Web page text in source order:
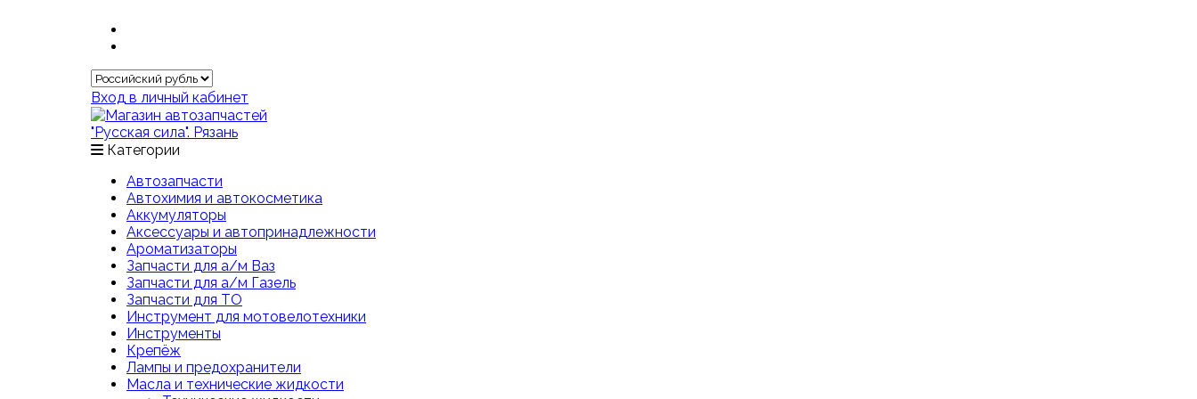
Вход в личный кабинет
Категории
Автозапчасти
Автохимия и автокосметика
Аккумуляторы
Аксессуары и автопринадлежности
Ароматизаторы
Запчасти для а/м Ваз
Запчасти для а/м Газель
Запчасти для ТО
Инструмент для мотовелотехники
Инструменты
Крепёж
Лампы и предохранители
Масла и технические жидкости